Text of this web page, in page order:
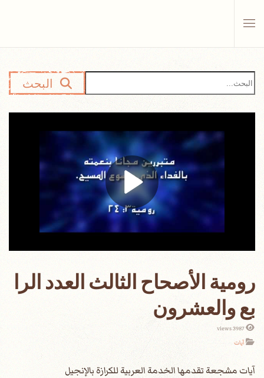
البحث
رومية الأصحاح الثالث العدد الرا
بع والعشرون
3987 views
آيات